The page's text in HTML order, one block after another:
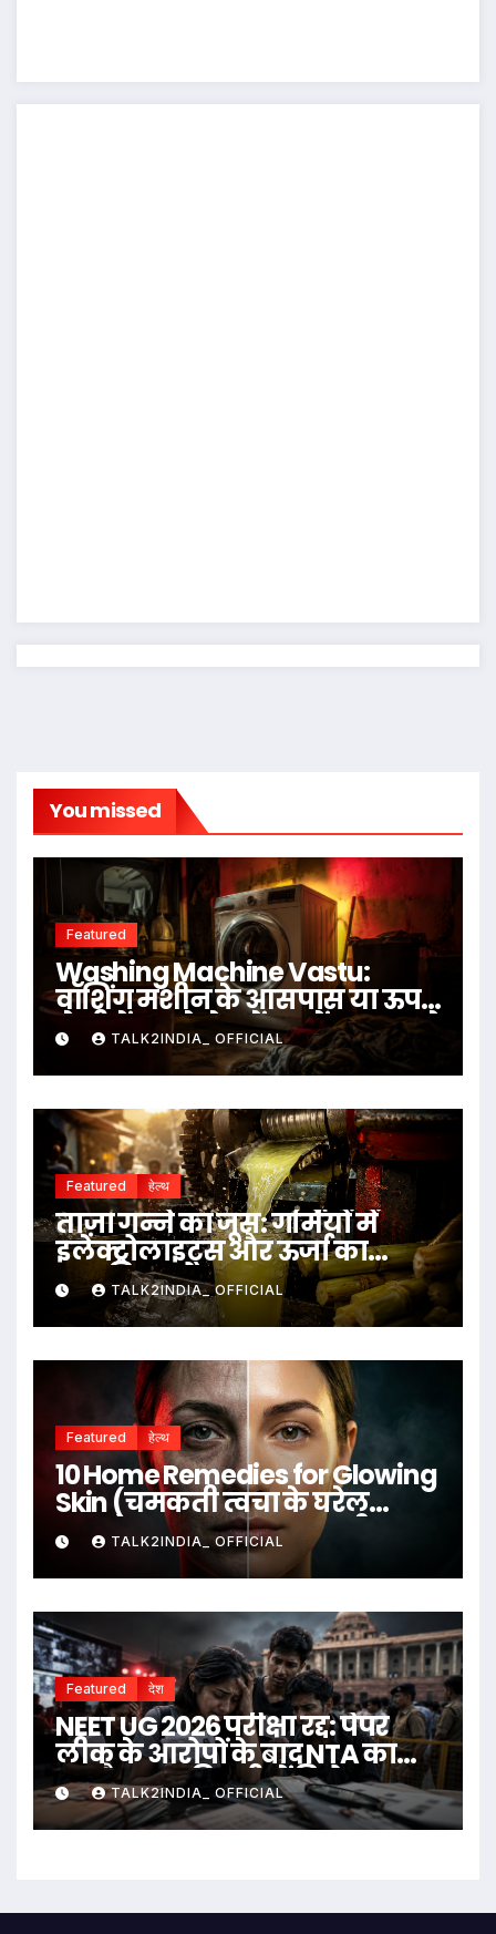
You missed
Featured
Washing Machine Vastu:
वॉशिंग मशीन के आसपास या ऊपर
ये चीजें रखने से बचें, जानें क्या कहते
हैं वास्तु नियम
TALK2INDIA_ OFFICIAL
Featured हेल्थ
ताज़ा गन्ने का जूस: गर्मियों में
इलेक्ट्रोलाइट्स और ऊर्जा का
प्राकृतिक स्रोत
TALK2INDIA_ OFFICIAL
Featured हेल्थ
10 Home Remedies for Glowing
Skin (चमकती त्वचा के घरेलू
उपाय)TALK2INDIA_ OFFICIAL
Featured देश
NEET UG 2026 परीक्षा रद्द: पेपर
लीक के आरोपों के बाद NTA का
बड़ा फैसला, दिल्ली में विरोध
प्रदर्शनTALK2INDIA_ OFFICIAL